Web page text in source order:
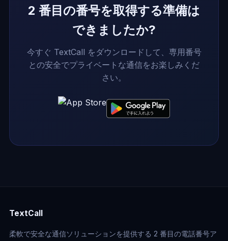
2 番目の番号を取得する準備は
できましたか?
今すぐ TextCall をダウンロードして、専用番号
との安全でプライベートな通信をお楽しみくだ
さい。
TextCall
柔軟で安全な通信ソリューションを提供する 2 番目の電話番号ア